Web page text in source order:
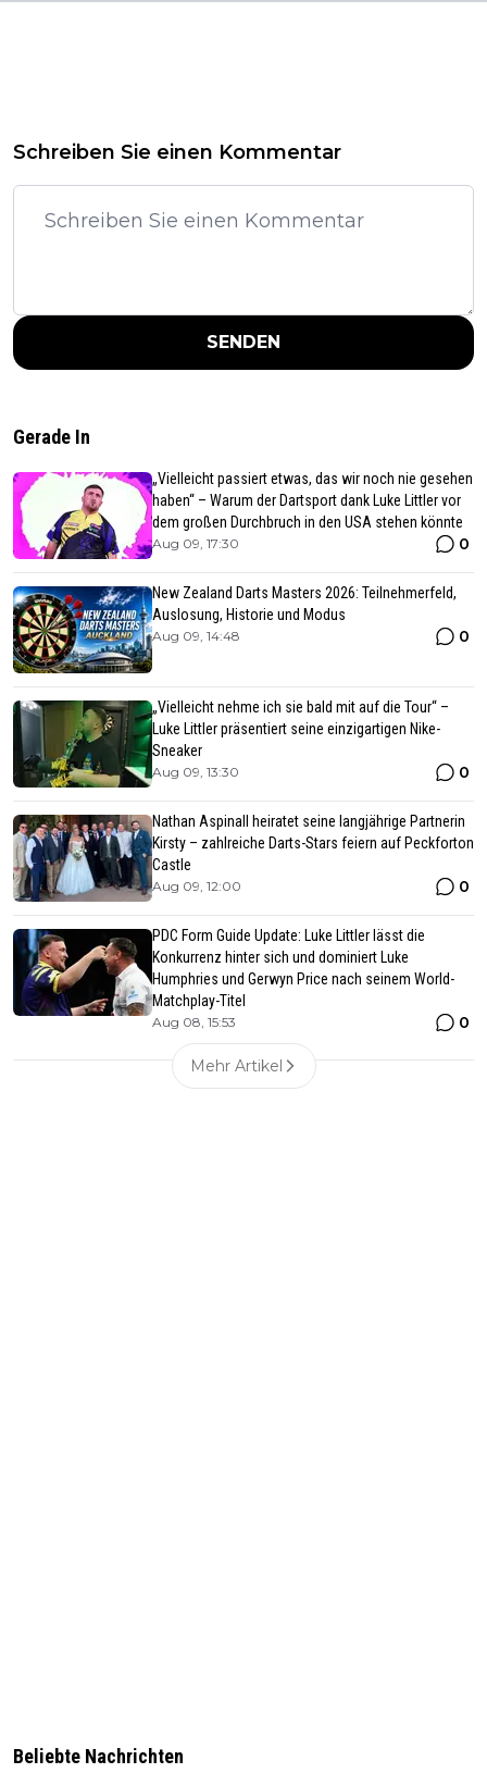
Schreiben Sie einen Kommentar
SENDEN
Gerade In
„Vielleicht passiert etwas, das wir noch nie gesehen
haben“ – Warum der Dartsport dank Luke Littler vor
dem großen Durchbruch in den USA stehen könnte
Aug 09, 17:30 0
New Zealand Darts Masters 2026: Teilnehmerfeld,
Auslosung, Historie und Modus
Aug 09, 14:48 0
„Vielleicht nehme ich sie bald mit auf die Tour“ –
Luke Littler präsentiert seine einzigartigen Nike-
Sneaker
Aug 09, 13:30 0
Nathan Aspinall heiratet seine langjährige Partnerin
Kirsty – zahlreiche Darts-Stars feiern auf Peckforton
Castle
Aug 09, 12:00 0
PDC Form Guide Update: Luke Littler lässt die
Konkurrenz hinter sich und dominiert Luke
Humphries und Gerwyn Price nach seinem World-
Matchplay-Titel
Aug 08, 15:53 0
Mehr Artikel
Beliebte Nachrichten